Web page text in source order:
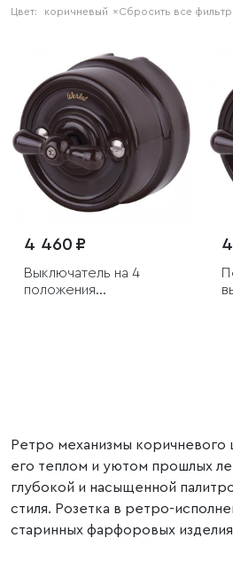
Сбросить все
Цвет: коричневый ×
4 460 ₽
Выключатель на 4
положения
Ретро механизмы
его теплом и уютом прошлых
глубокой и насыщенной
стиля. Розетка в ретро-
старинных фарфоровых